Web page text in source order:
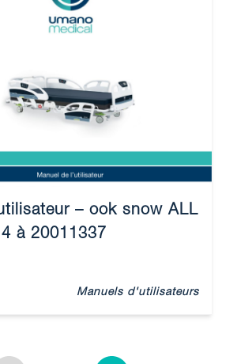
– ook snow ALL
à 20011337
Manuels d'utilisateurs